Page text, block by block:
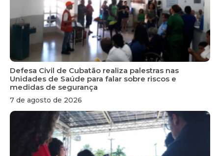
Defesa Civil de Cubatão realiza palestras nas
Unidades de Saúde para falar sobre riscos e
medidas de segurança
7 de agosto de 2026